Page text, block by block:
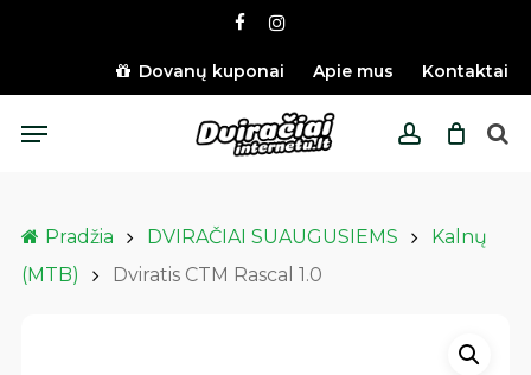
content
facebookinstagram
Dovanų kuponai Apie mus Kontaktai
account
Menu
Pradžia DVIRAČIAI SUAUGUSIEMS
Kalnų
(MTB)
Dviratis CTM Rascal 1.0